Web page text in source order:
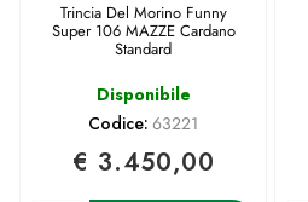
Trincia Del Morino Funny
Super 106 MAZZE Cardano
Standard
Disponibile
Codice: 63221
€ 3.450,00